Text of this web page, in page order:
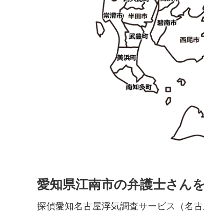
愛知県江南市の弁護士さん
探偵愛知名古屋浮気調査サービス（名